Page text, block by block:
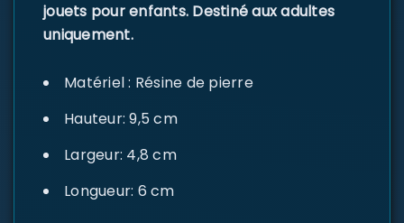
jouets pour enfants. Destiné aux adultes
uniquement.
Matériel : Résine de pierre
Hauteur: 9,5 cm
Largeur: 4,8 cm
Longueur: 6 cm